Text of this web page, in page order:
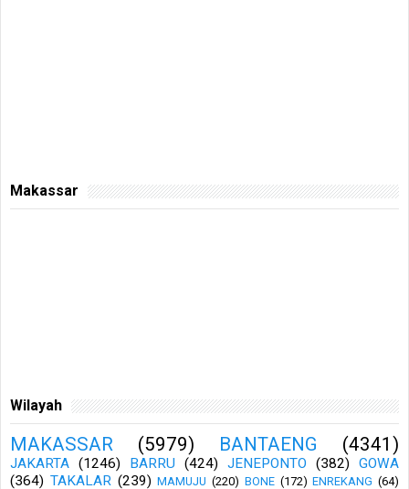
Makassar
Wilayah
MAKASSAR (5979) BANTAENG (4341)
JAKARTA (1246) BARRU (424) JENEPONTO (382)
GOWA
(364) TAKALAR (239) MAMUJU (220) BONE (172) ENREKANG (64)